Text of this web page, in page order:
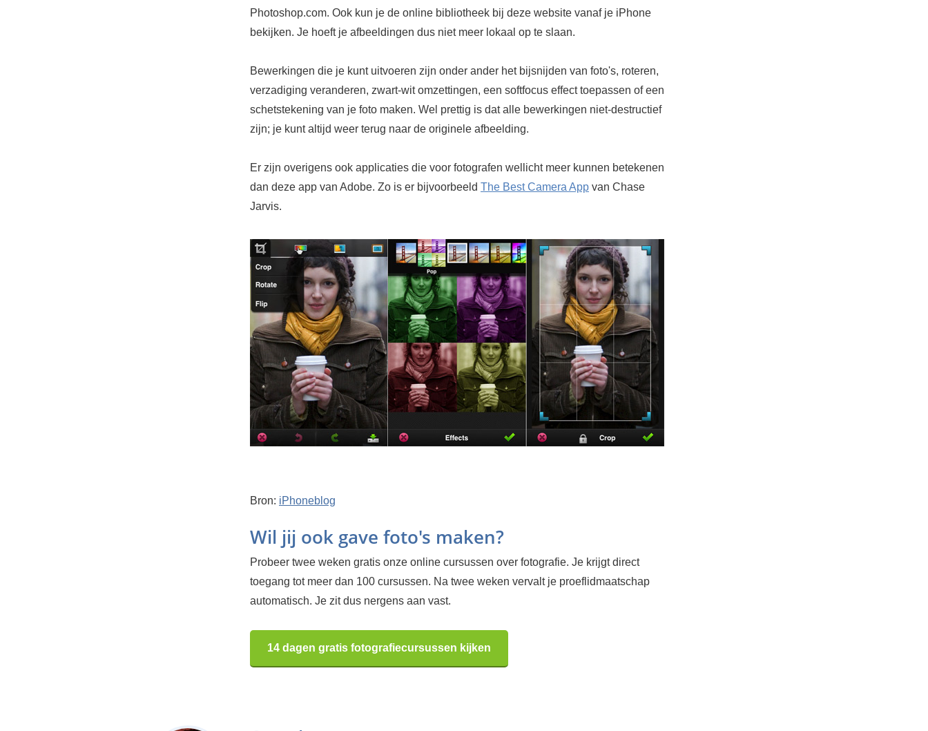
Photoshop.com. Ook kun je de online bibliotheek bij deze website vanaf je iPhone
bekijken. Je hoeft je afbeeldingen dus niet meer lokaal op te slaan.
Bewerkingen die je kunt uitvoeren zijn onder ander het bijsnijden van foto's, roteren,
verzadiging veranderen, zwart-wit omzettingen, een softfocus effect toepassen of een
schetstekening van je foto maken. Wel prettig is dat alle bewerkingen niet-destructief
zijn; je kunt altijd weer terug naar de originele afbeelding.
Er zijn overigens ook applicaties die voor fotografen wellicht meer kunnen betekenen
dan deze app van Adobe. Zo is er bijvoorbeeld The Best Camera App van Chase
Jarvis.
Bron: iPhoneblog
Wil jij ook gave foto's maken?
Probeer twee weken gratis onze online cursussen over fotografie. Je krijgt direct
toegang tot meer dan 100 cursussen. Na twee weken vervalt je proeflidmaatschap
automatisch. Je zit dus nergens aan vast.
14 dagen gratis fotografiecursussen kijken